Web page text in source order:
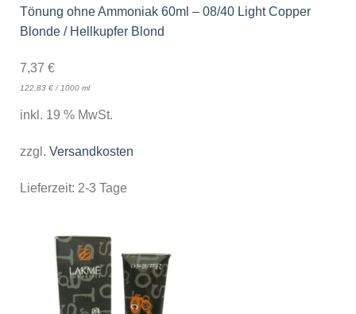
Tönung ohne Ammoniak 60ml – 08/40 Light Copper
Blonde / Hellkupfer Blond
7,37 €
122,83 €/ 1000 ml
inkl. 19 % MwSt.
zzgl. Versandkosten
Lieferzeit: 2-3 Tage